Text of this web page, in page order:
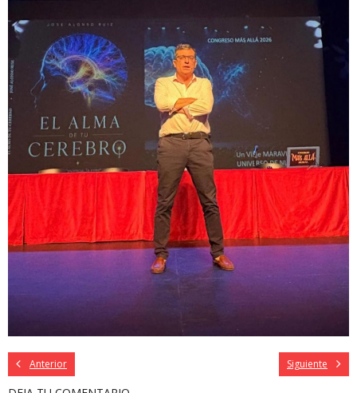
Anterior Siguiente